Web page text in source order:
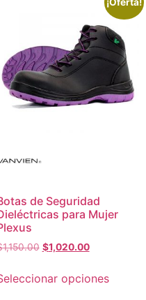
de Seguridad
para Mujer
1,150.00 $1,020.00
opciones